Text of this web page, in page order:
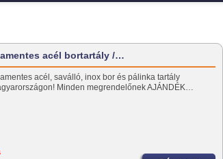
acél bortartály /…
acél, saválló, inox bor és pálinka tartály
Minden megrendelőnek AJÁNDÉK…